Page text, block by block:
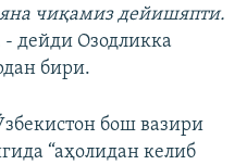
чиқамиз дейишяпти.
- дейди Озодликка
бири.
бош вазири
“аҳолидан келиб